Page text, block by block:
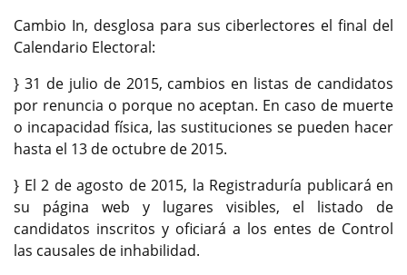
Cambio In, desglosa para sus ciberlectores el final del
Calendario Electoral:
} 31 de julio de 2015, cambios en listas de candidatos
por renuncia o porque no aceptan. En caso de muerte
o incapacidad física, las sustituciones se pueden hacer
hasta el 13 de octubre de 2015.
} El 2 de agosto de 2015, la Registraduría publicará en
su página web y lugares visibles, el listado de
candidatos inscritos y oficiará a los entes de Control
las causales de inhabilidad.